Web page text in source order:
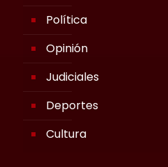
Política
Opinión
Judiciales
Deportes
Cultura